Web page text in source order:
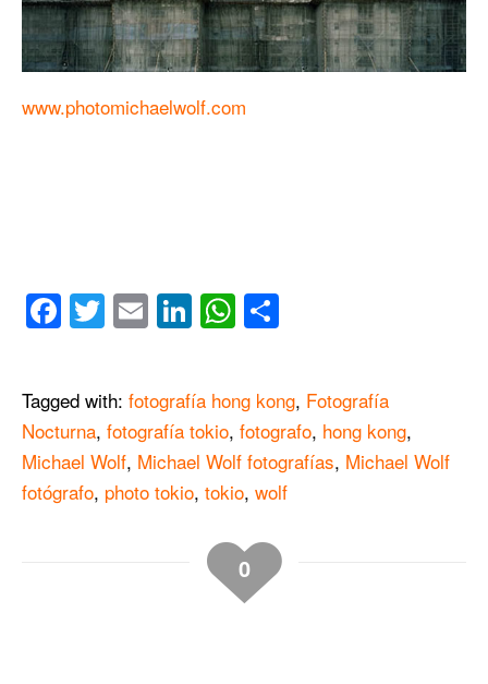
www.photomichaelwolf.com
Facebook
Twitter
EmailLinkedIn
WhatsApp
Tagged with: fotografía hong kong, Fotografía
Nocturna, fotografía tokio, fotografo, hong kong,
Michael Wolf, Michael Wolf fotografías, Michael Wolf
fotógrafo, photo tokio, tokio, wolf
0